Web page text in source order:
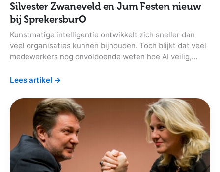
Silvester Zwaneveld en Jum Festen nieuw
bij SprekersburO
Kunstmatige intelligentie ontwikkelt zich sneller dan
veel organisaties kunnen bijhouden. Toch blijkt dat veel
medewerkers nog onvoldoende weten hoe AI veilig,
is AI-geletterdheid belangrijk en hoe begin je als
Lees artikel →